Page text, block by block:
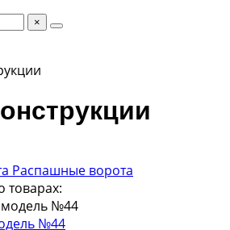
×
Распашные ворота
товарах:
№44